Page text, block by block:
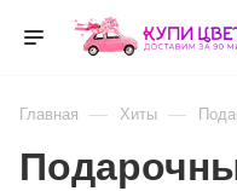
Главная — Хиты —